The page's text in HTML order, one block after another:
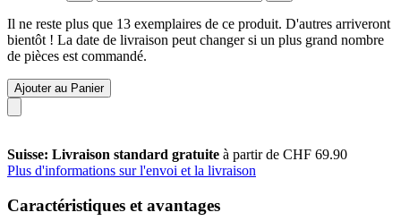
Il ne reste plus que 13 exemplaires de ce produit. D'autres arriveront
bientôt ! La date de livraison peut changer si un plus grand nombre
de pièces est commandé.
Ajouter au Panier
Suisse: Livraison standard gratuite à partir de CHF 69.90
Plus d'informations sur l'envoi et la livraison
Caractéristiques et avantages